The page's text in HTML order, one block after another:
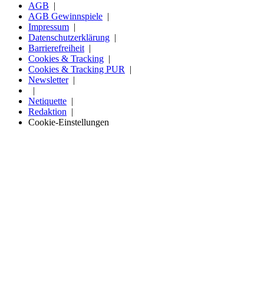
AGB
AGB Gewinnspiele
Impressum
Datenschutzerklärung
Barrierefreiheit
Cookies & Tracking
Cookies & Tracking PUR
Newsletter
Netiquette
Redaktion
Cookie-Einstellungen